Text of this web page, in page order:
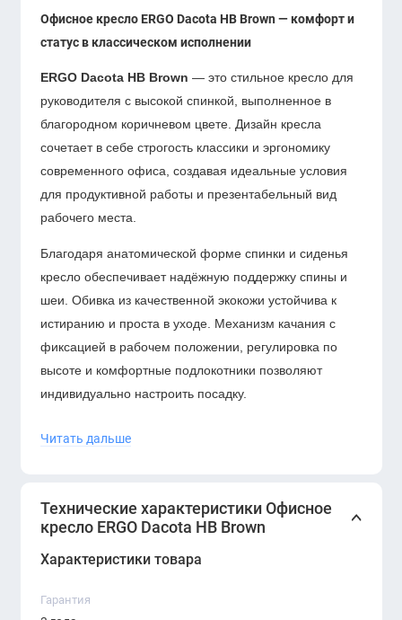
Офисное кресло ERGO Dacota HB Brown — комфорт и
статус в классическом исполнении
ERGO Dacota HB Brown — это стильное кресло для
руководителя с высокой спинкой, выполненное в
благородном коричневом цвете. Дизайн кресла
сочетает в себе строгость классики и эргономику
современного офиса, создавая идеальные условия
для продуктивной работы и презентабельный вид
рабочего места.
Благодаря анатомической форме спинки и сиденья
кресло обеспечивает надёжную поддержку спины и
шеи. Обивка из качественной экокожи устойчива к
истиранию и проста в уходе. Механизм качания с
фиксацией в рабочем положении, регулировка по
высоте и комфортные подлокотники позволяют
индивидуально настроить посадку.
Тип: офисное кресло с высокой спинкой (HB –
Читать дальше
Технические характеристики Офисное
кресло ERGO Dacota HB Brown
Характеристики товара
Гарантия